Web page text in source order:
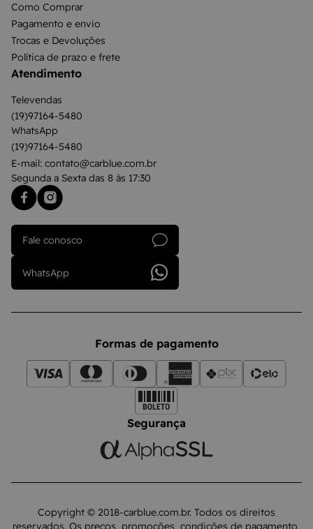
Como Comprar
Pagamento e envio
Trocas e Devoluções
Política de prazo e frete
Atendimento
Televendas
(19)97164-5480
WhatsApp
(19)97164-5480
E-mail: contato@carblue.com.br
Segunda a Sexta das 8 às 17:30
Fale conosco
WhatsApp
Formas de pagamento
Segurança
Copyright © 2018-carblue.com.br. Todos os direitos
reservados. Os preços, promoções, condições de pagamento,